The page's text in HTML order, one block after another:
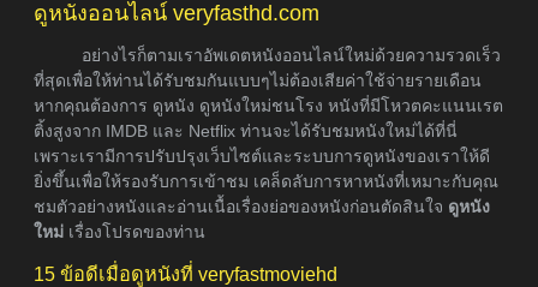
ดูหนังออนไลน์ veryfasthd.com
อย่างไรก็ตามเราอัพเดตหนังออนไลน์ใหม่ด้วยความรวดเร็ว
ที่สุดเพื่อให้ท่านได้รับชมกันแบบๆไม่ต้องเสียค่าใช้จ่ายรายเดือน
หากคุณต้องการ ดูหนัง ดูหนังใหม่ชนโรง หนังที่มีโหวตคะแนนเรต
ติ้งสูงจาก IMDB และ Netflix ท่านจะได้รับชมหนังใหม่ได้ที่นี่
เพราะเรามีการปรับปรุงเว็บไซต์และระบบการดูหนังของเราให้ดี
ยิ่งขึ้นเพื่อให้รองรับการเข้าชม เคล็ดลับการหาหนังที่เหมาะกับคุณ
ชมตัวอย่างหนังและอ่านเนื้อเรื่องย่อของหนังก่อนตัดสินใจ ดูหนัง
ใหม่ เรื่องโปรดของท่าน
15 ข้อดีเมื่อดูหนังที่ veryfastmoviehd